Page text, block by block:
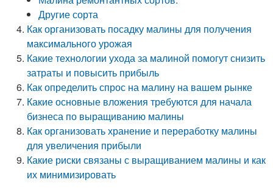
Другие сорта
Как организовать посадку малины для получения
максимального урожая
Какие технологии ухода за малиной помогут снизить
затраты и повысить прибыль
Как определить спрос на малину на вашем рынке
Какие основные вложения требуются для начала
бизнеса по выращиванию малины
Как организовать хранение и переработку малины
для увеличения прибыли
Какие риски связаны с выращиванием малины и как
их минимизировать